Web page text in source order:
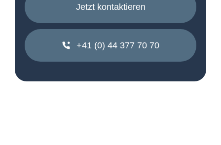
Jetzt kontaktieren
+41 (0) 44 377 70 70